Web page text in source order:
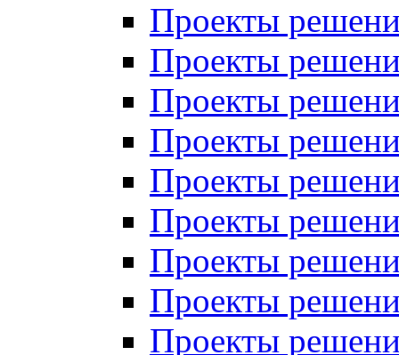
Проекты
Проекты
Проекты
Проекты
Проекты
Проекты
Проекты
Проекты
Проекты